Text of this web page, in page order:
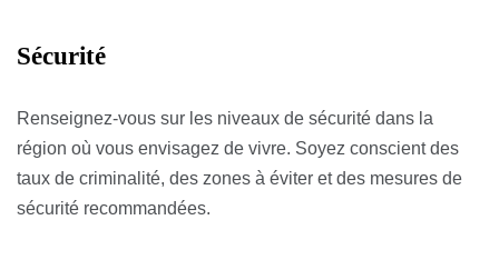
Sécurité
Renseignez-vous sur les niveaux de sécurité dans la
région où vous envisagez de vivre. Soyez conscient des
taux de criminalité, des zones à éviter et des mesures de
sécurité recommandées.